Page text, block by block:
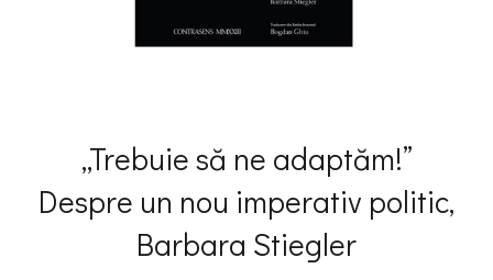
„Trebuie să ne adaptăm!”
Despre un nou imperativ politic,
Barbara Stiegler